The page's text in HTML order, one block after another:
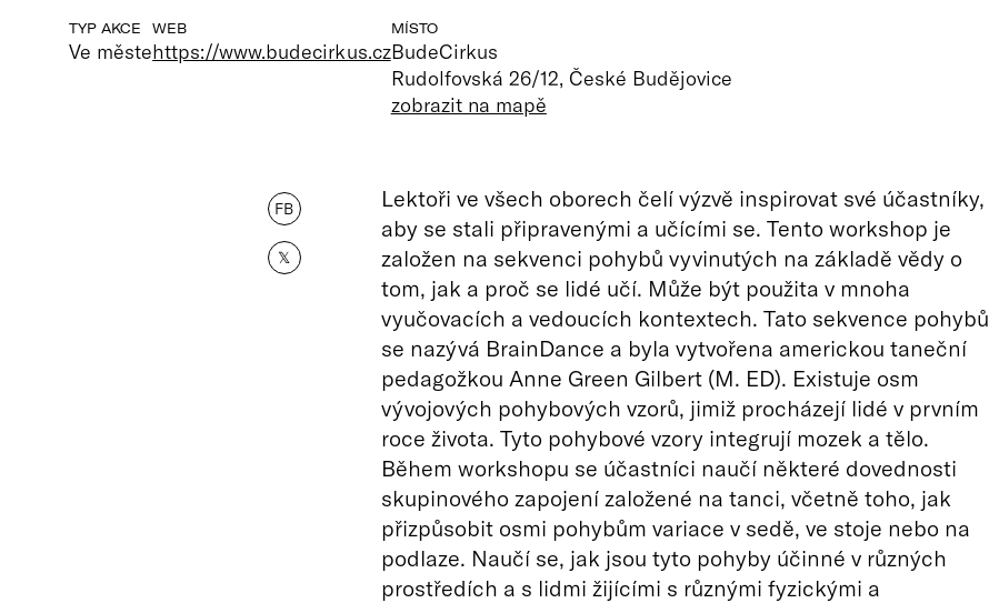
TYP AKCE
Ve měste
WEB
https://www.budecirkus.cz
MÍSTO
BudeCirkus
Rudolfovská 26/12, České Budějovice
zobrazit na mapě
FB
𝕏
Lektoři ve všech oborech čelí výzvě inspirovat své účastníky,
aby se stali připravenými a učícími se. Tento workshop je
založen na sekvenci pohybů vyvinutých na základě vědy o
tom, jak a proč se lidé učí. Může být použita v mnoha
vyučovacích a vedoucích kontextech. Tato sekvence pohybů
se nazývá BrainDance a byla vytvořena americkou taneční
pedagožkou Anne Green Gilbert (M. ED). Existuje osm
vývojových pohybových vzorů, jimiž procházejí lidé v prvním
roce života. Tyto pohybové vzory integrují mozek a tělo.
Během workshopu se účastníci naučí některé dovednosti
skupinového zapojení založené na tanci, včetně toho, jak
přizpůsobit osmi pohybům variace v sedě, ve stoje nebo na
podlaze. Naučí se, jak jsou tyto pohyby účinné v různých
prostředích a s lidmi žijícími s různými fyzickými a